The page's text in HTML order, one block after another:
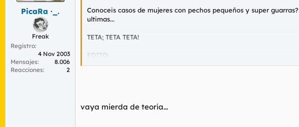
PicaRa ·_.
Freak
Registro
4 Nov 2003
Mensajes
8.006
Reacciones
2
Conoceis casos de mujeres con pechos pequeños y super
ultimas...
TETA; TETA TETA!
EDITO:
vaya mierda de teoria...